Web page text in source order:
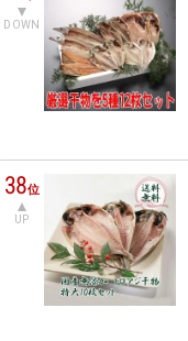
DOWN
38位
UP